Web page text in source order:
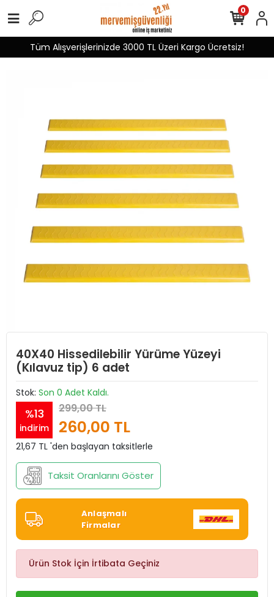
Tüm Alışverişlerinizde 3000 TL Üzeri Kargo Ücretsiz!
0
40X40 Hissedilebilir Yürüme Yüzeyi
(Kılavuz tip) 6 adet
Stok: Son 0 Adet Kaldı.
%13
indirim
299,00 TL
260,00 TL
21,67 TL 'den başlayan taksitlerle
Taksit Oranlarını Göster
Anlaşmalı
Firmalar
Ürün Stok İçin İrtibata Geçiniz